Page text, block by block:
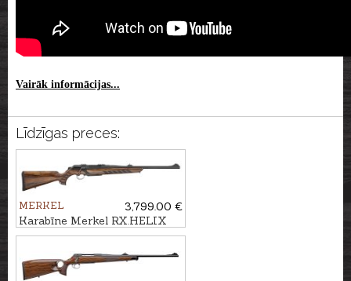
Vairāk informācijas...
Līdzīgas preces:
MERKEL
3,799.00 €
Karabīne Merkel RX.HELIX
Black kal. .308Win. M15x1